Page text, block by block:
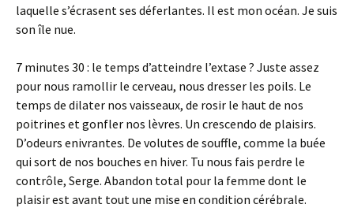
laquelle s’écrasent ses déferlantes. Il est mon océan. Je suis
son île nue.
7 minutes 30 : le temps d’atteindre l’extase ? Juste assez
pour nous ramollir le cerveau, nous dresser les poils. Le
temps de dilater nos vaisseaux, de rosir le haut de nos
poitrines et gonfler nos lèvres. Un crescendo de plaisirs.
D’odeurs enivrantes. De volutes de souffle, comme la buée
qui sort de nos bouches en hiver. Tu nous fais perdre le
contrôle, Serge. Abandon total pour la femme dont le
plaisir est avant tout une mise en condition cérébrale.